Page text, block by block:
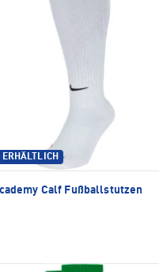
ERHÄLTLICH
Calf Fußballstutzen